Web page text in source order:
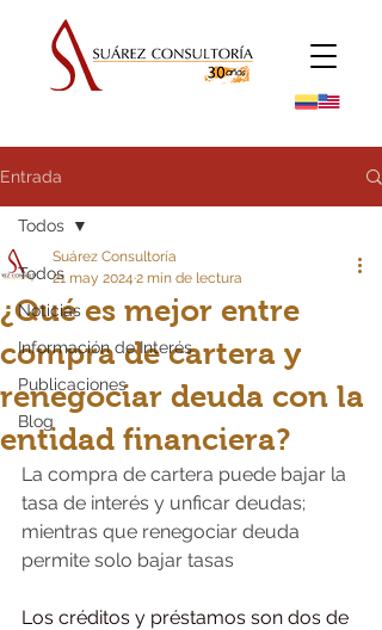
Entrada
Todos
Noticias
Información de Interés
Publicaciones
Blog
Todos
¿Qué es mejor entre
compra de cartera y
renegociar deuda con la
entidad financiera?
Suárez Consultoría
21 may 2024 2 min de lectura
La compra de cartera puede bajar la
tasa de interés y unficar deudas;
mientras que renegociar deuda
permite solo bajar tasas
Los créditos y préstamos son dos de